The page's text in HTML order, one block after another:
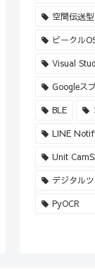
空間伝送
ビークル
Visual
Googleス
BLE
LINE
Unit
デジタル
PyOCR